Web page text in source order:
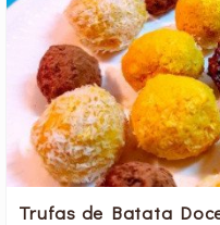
Trufas de Batata